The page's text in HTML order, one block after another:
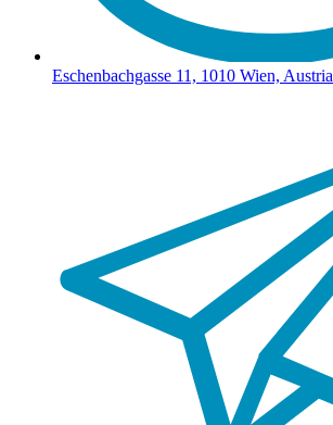
Eschenbachgasse 11, 1010 Wien, Austria